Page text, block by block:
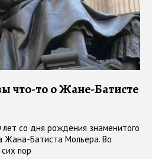
что-то о Жане-Батисте
лет со дня рождения знаменитого
Жана-Батиста Мольера. Во
пор